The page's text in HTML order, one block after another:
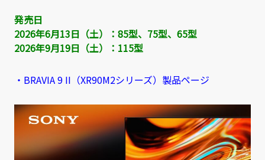
発売日
2026年6月13日（土）：85型、75型、65型
2026年9月19日（土）：115型
・BRAVIA 9 II（XR90M2シリーズ）製品ページ